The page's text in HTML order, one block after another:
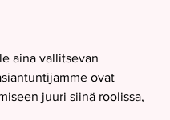
aina vallitsevan
ovat
juuri siinä roolissa,